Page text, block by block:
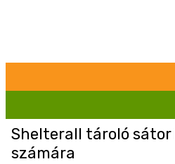
Shelterall tároló
számára